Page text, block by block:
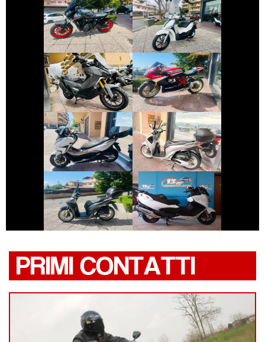
YAMAHA MT-07 PIAGGIO LIBERTY
SYM ADX-400
€ 6.990 €
DUCATI 1098
€ 10.490 €
HONDA FORZA-
350
€ 4.250 €
HONDA SH
€ 2.490 €
HONDA SH
€ 2.390 €
SUZUKI
BURGMAN-650
€ 5.890 €
PRIMI CONTATTI